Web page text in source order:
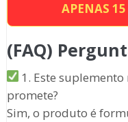
APENAS15
(FAQ)
1. Este
promete?
Sim, o produto é